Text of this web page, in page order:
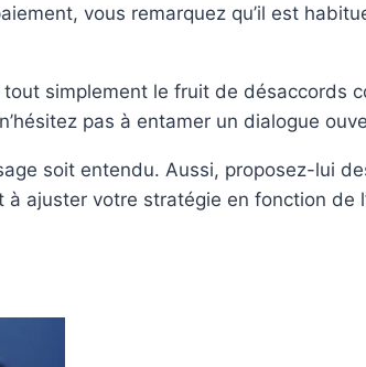
vous remarquez qu’il est
simplement le fruit de désaccords
pas à entamer un dialogue
soit entendu. Aussi, proposez-lui
ajuster votre stratégie en fonction de